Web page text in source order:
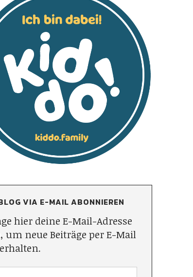
VIA E-MAIL ABONNIEREN
hier deine E-Mail-Adresse
um neue Beiträge per E-Mail